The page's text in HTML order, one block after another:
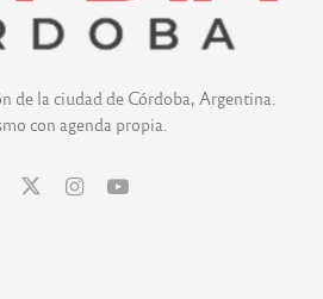
de la ciudad de Córdoba, Argentina.
con agenda propia.